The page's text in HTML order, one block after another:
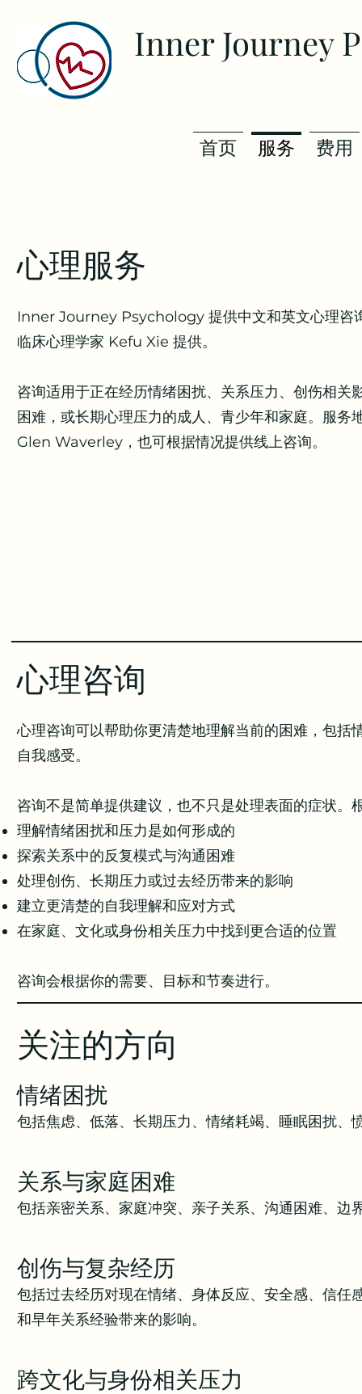
Inner Journey
首页 服务 费用
心理服务
Inner Journey Psychology 提供中文和英文心理咨
临床心理学家 Kefu Xie 提供。
咨询适用于正在经历情绪困扰、关系压力、创伤相关
困难，或长期心理压力的成人、青少年和家庭。服务
Glen Waverley，也可根据情况提供线上咨询。
心理咨询
心理咨询可以帮助你更清楚地理解当前的困难，包
自我感受。
咨询不是简单提供建议，也不只是处理表面的症状。
理解情绪困扰和压力是如何形成的
探索关系中的反复模式与沟通困难
处理创伤、长期压力或过去经历带来的影响
建立更清楚的自我理解和应对方式
在家庭、文化或身份相关压力中找到更合适的位置
咨询会根据你的需要、目标和节奏进行。
关注的方向
情绪困扰
包括焦虑、低落、长期压力、情绪耗竭、睡眠困扰、
关系与家庭困难
包括亲密关系、家庭冲突、亲子关系、沟通困难、
创伤与复杂经历
包括过去经历对现在情绪、身体反应、安全感、信
和早年关系经验带来的影响。
跨文化与身份相关压力